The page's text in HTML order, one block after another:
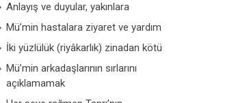
Anlayış ve duyular, yakınlara
Mü’min hastalara ziyaret ve yardım
İki yüzlülük (riyâkarlık) zinadan kötü
Mü’min arkadaşlarının sırlarını
açıklamamak